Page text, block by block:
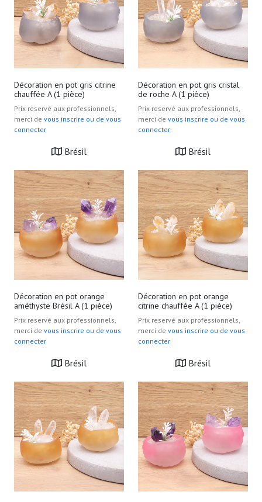
Décoration en pot gris citrine
chauffée A (1 pièce)
Prix reservé aux professionnels,
merci de vous inscrire ou de vous
connecter
Brésil
Décoration en pot gris cristal
de roche A (1 pièce)
Prix reservé aux professionnels,
merci de vous inscrire ou de vous
connecter
Brésil
Décoration en pot orange
améthyste Brésil A (1 pièce)
Prix reservé aux professionnels,
merci de vous inscrire ou de vous
connecter
Brésil
Décoration en pot orange
citrine chauffée A (1 pièce)
Prix reservé aux professionnels,
merci de vous inscrire ou de vous
connecter
Brésil